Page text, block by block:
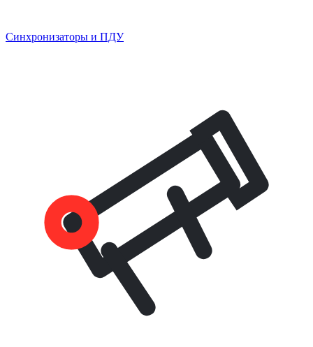
Синхронизаторы и ПДУ